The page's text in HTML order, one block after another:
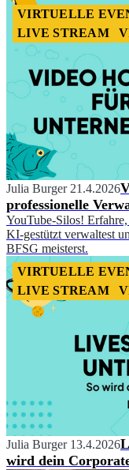
VIRTUELLE
LIVE STREAM
Julia Burger 21.4.2026
professionelle
YouTube-Silos!
KI-gestützt verwaltest
BFSG meisterst.
VIRTUELLE
LIVE STREAM
Julia Burger 13.4.2026
wird dein